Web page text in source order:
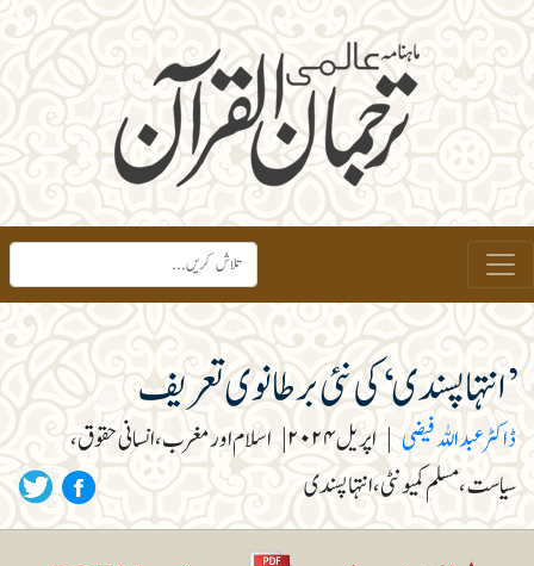
’انتہا پسندی‘ کی نئی برطانوی تعریف
ڈاکٹر عبداللہ فیضی | اپریل ۲۰۲۴ | اسلام اور مغرب، انسانی حقوق،
سیاست، مسلم کمیونٹی، انتہا پسندی